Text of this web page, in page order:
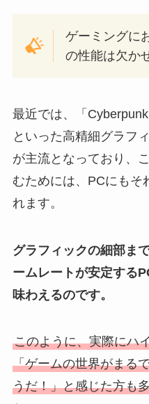
ゲーミングに
の性能は欠か
最近では、「
といった高精細グラフ
が主流となっており、
むためには、PCにもそ
れます。
グラフィックの細部ま
ームレートが安定する
味わえるのです。
このように、実際にハ
「ゲームの世界がまる
うだ！」と感じた方も